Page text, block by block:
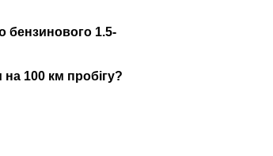
бензинового 1.5-
100 км пробігу?